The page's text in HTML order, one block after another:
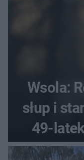
Wsola:
słup i
49-